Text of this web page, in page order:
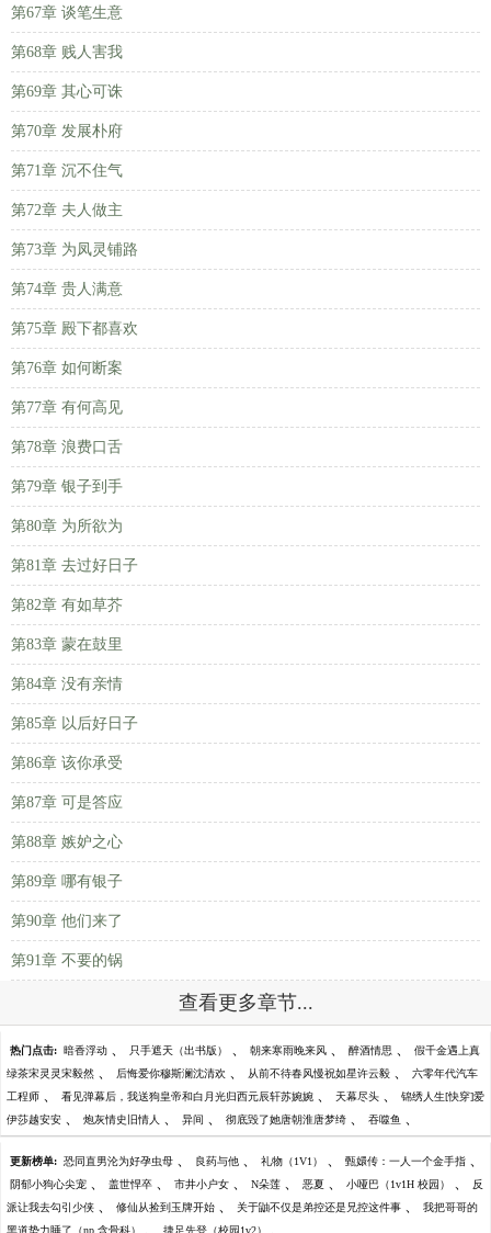
第67章 谈笔生意
第68章 贱人害我
第69章 其心可诛
第70章 发展朴府
第71章 沉不住气
第72章 夫人做主
第73章 为凤灵铺路
第74章 贵人满意
第75章 殿下都喜欢
第76章 如何断案
第77章 有何高见
第78章 浪费口舌
第79章 银子到手
第80章 为所欲为
第81章 去过好日子
第82章 有如草芥
第83章 蒙在鼓里
第84章 没有亲情
第85章 以后好日子
第86章 该你承受
第87章 可是答应
第88章 嫉妒之心
第89章 哪有银子
第90章 他们来了
第91章 不要的锅
查看更多章节...
热门点击: 暗香浮动 、 只手遮天（出书版） 、 朝来寒雨晚来风 、 醉酒情思 、 假千金遇上真
绿茶宋灵灵宋毅然 、 后悔爱你穆斯澜沈清欢 、 从前不待春风慢祝如星许云毅 、 六零年代汽车
工程师 、 看见弹幕后，我送狗皇帝和白月光归西元辰轩苏婉婉 、 天幕尽头 、 锦绣人生[快穿]爱
伊莎越安安 、 炮灰情史旧情人 、 异间 、 彻底毁了她唐朝淮唐梦绮 、 吞噬鱼 、
更新榜单: 恐同直男沦为好孕虫母 、 良药与他 、 礼物（1V1） 、 甄嬛传：一人一个金手指 、
阴郁小狗心尖宠 、 盖世悍卒 、 市井小户女 、 N朵莲 、 恶夏 、 小哑巴（1v1H 校园） 、 反
派让我去勾引少侠 、 修仙从捡到玉牌开始 、 关于鼬不仅是弟控还是兄控这件事 、 我把哥哥的
黑道势力睡了（np 含骨科） 捷足先登（校园1v2）